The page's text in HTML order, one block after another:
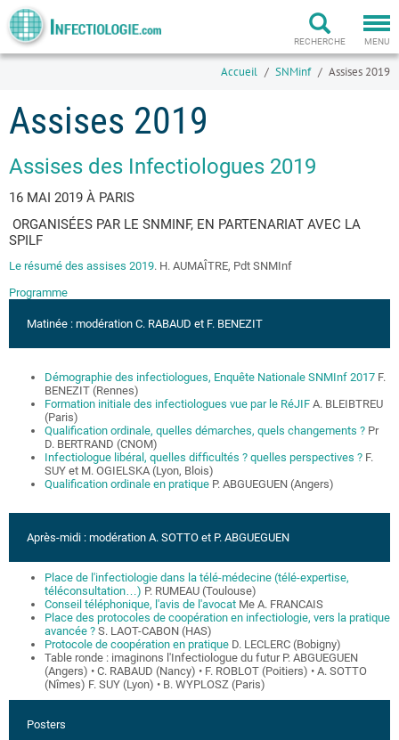
MENU
RECHERCHE
Accueil SNMinf Assises 2019
Assises 2019
Assises des Infectiologues 2019
16 MAI 2019 À PARIS
ORGANISÉES PAR LE SNMINF, EN PARTENARIAT AVEC LA
SPILF
Le résumé des assises 2019. H. AUMAÎTRE, Pdt SNMInf
Programme
Matinée : modération C. RABAUD et F. BENEZIT
Démographie des infectiologues, Enquête Nationale SNMInf 2017 F.
BENEZIT (Rennes)
Formation initiale des infectiologues vue par le RéJIF A. BLEIBTREU
(Paris)
Qualification ordinale, quelles démarches, quels changements ? Pr
D. BERTRAND (CNOM)
Infectiologue libéral, quelles difficultés ? quelles perspectives ? F.
SUY et M. OGIELSKA (Lyon, Blois)
Qualification ordinale en pratique P. ABGUEGUEN (Angers)
Après-midi : modération A. SOTTO et P. ABGUEGUEN
Place de l'infectiologie dans la télé-médecine (télé-expertise,
téléconsultation…) P. RUMEAU (Toulouse)
Conseil téléphonique, l'avis de l'avocat Me A. FRANCAIS
Place des protocoles de coopération en infectiologie, vers la pratique
avancée ? S. LAOT-CABON (HAS)
Protocole de coopération en pratique D. LECLERC (Bobigny)
Table ronde : imaginons l'Infectiologue du futur P. ABGUEGUEN
(Angers) • C. RABAUD (Nancy) • F. ROBLOT (Poitiers) • A. SOTTO
(Nîmes) F. SUY (Lyon) • B. WYPLOSZ (Paris)
Posters